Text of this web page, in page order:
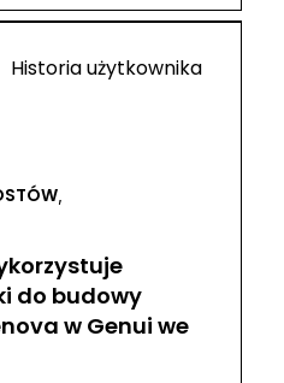
Historia użytkownika
,
do budowy
w Genui we